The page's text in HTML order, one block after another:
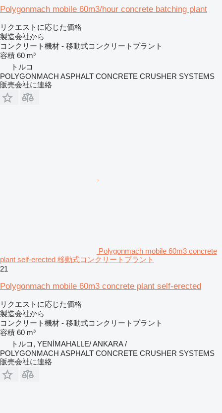
Polygonmach mobile 60m3/hour concrete batching plant
リクエストに応じた価格
製造会社から
コンクリート機材 - 移動式コンクリートプラント
容積 60 m³
トルコ
POLYGONMACH ASPHALT CONCRETE CRUSHER SYSTEMS
販売会社に連絡
Polygonmach mobile 60m3 concrete
plant self-erected 移動式コンクリートプラント
21
Polygonmach mobile 60m3 concrete plant self-erected
リクエストに応じた価格
製造会社から
コンクリート機材 - 移動式コンクリートプラント
容積 60 m³
トルコ, YENİMAHALLE/ ANKARA /
POLYGONMACH ASPHALT CONCRETE CRUSHER SYSTEMS
販売会社に連絡